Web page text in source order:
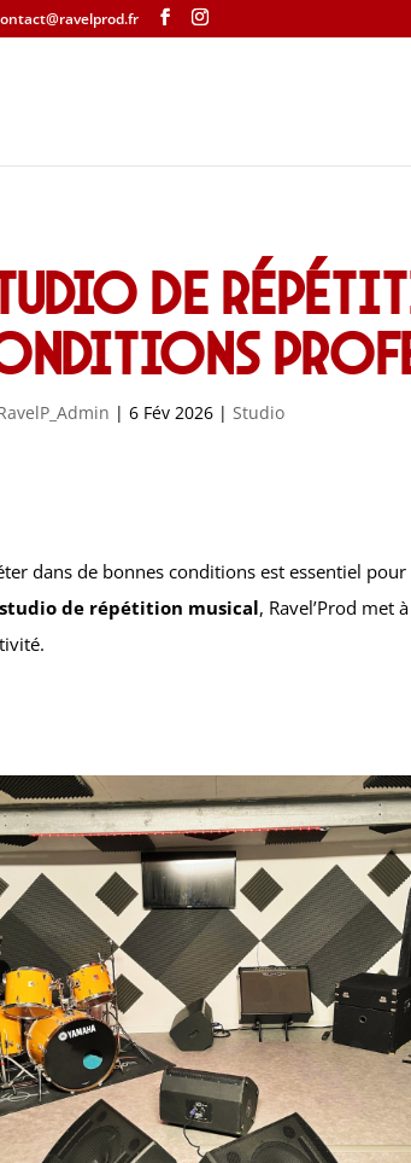
de
|6 Fév 2026 | Studio
dans de bonnes conditions est essentiel
studio de répétition musical, Ravel’Prod met